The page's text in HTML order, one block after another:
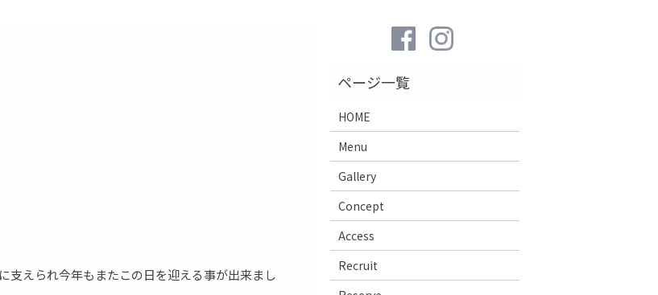
支えられ今年もまたこの日を迎える事が出来まし
HOME
Menu
Gallery
Concept
Access
Recruit